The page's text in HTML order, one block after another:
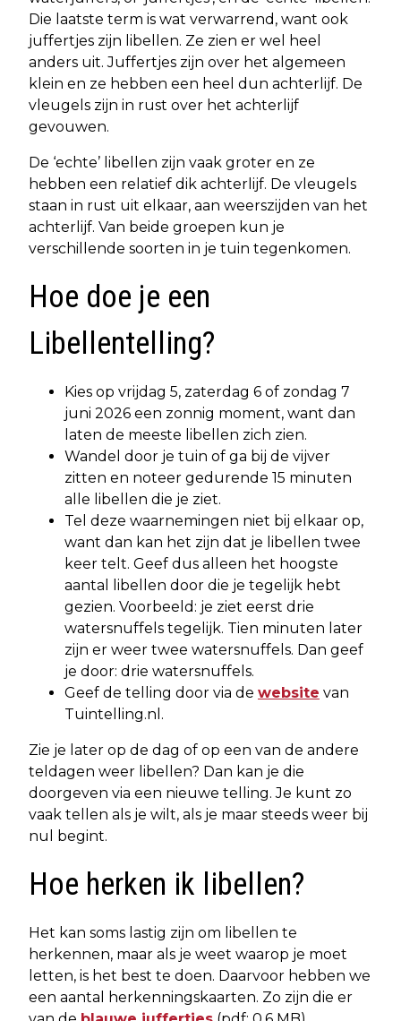
Die laatste term is wat verwarrend, want ook
juffertjes zijn libellen. Ze zien er wel heel
anders uit. Juffertjes zijn over het algemeen
klein en ze hebben een heel dun achterlijf. De
vleugels zijn in rust over het achterlijf
gevouwen.
De ‘echte’ libellen zijn vaak groter en ze
hebben een relatief dik achterlijf. De vleugels
staan in rust uit elkaar, aan weerszijden van het
achterlijf. Van beide groepen kun je
verschillende soorten in je tuin tegenkomen.
Hoe doe je een
Libellentelling?
Kies op vrijdag 5, zaterdag 6 of zondag 7
juni 2026 een zonnig moment, want dan
laten de meeste libellen zich zien.
Wandel door je tuin of ga bij de vijver
zitten en noteer gedurende 15 minuten
alle libellen die je ziet.
Tel deze waarnemingen niet bij elkaar op,
want dan kan het zijn dat je libellen twee
keer telt. Geef dus alleen het hoogste
aantal libellen door die je tegelijk hebt
gezien. Voorbeeld: je ziet eerst drie
watersnuffels tegelijk. Tien minuten later
zijn er weer twee watersnuffels. Dan geef
je door: drie watersnuffels.
Geef de telling door via de website van
Tuintelling.nl.
Zie je later op de dag of op een van de andere
teldagen weer libellen? Dan kan je die
doorgeven via een nieuwe telling. Je kunt zo
vaak tellen als je wilt, als je maar steeds weer bij
nul begint.
Hoe herken ik libellen?
Het kan soms lastig zijn om libellen te
herkennen, maar als je weet waarop je moet
letten, is het best te doen. Daarvoor hebben we
een aantal herkenningskaarten. Zo zijn die er